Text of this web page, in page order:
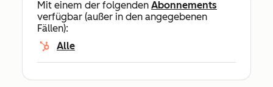
Mit einem der folgenden Abonnements
verfügbar (außer in den angegebenen
Fällen):
Alle